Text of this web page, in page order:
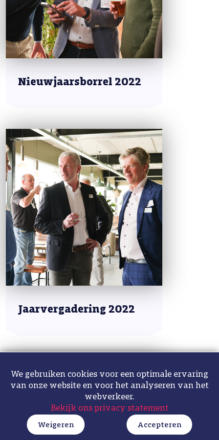
We gebruiken cookies voor een optimale ervaring
van onze website en voor het analyseren van het
webverkeer.
Bekijk ons privacy statement
Accepteren
Weigeren
Nieuwjaarsborrel 2022
Jaarvergadering 2022